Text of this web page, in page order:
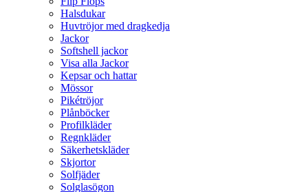
Halsdukar
Huvtröjor med dragkedja
Jackor
Softshell jackor
Visa alla Jackor
Kepsar och hattar
Mössor
Pikétröjor
Plånböcker
Profilkläder
Regnkläder
Säkerhetskläder
Skjortor
Solfjäder
Solglasögon